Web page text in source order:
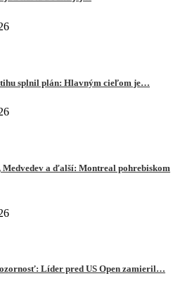
splnil plán: Hlavným cieľom je…
a ďalší: Montreal pohrebiskom
Líder pred US Open zamieril…